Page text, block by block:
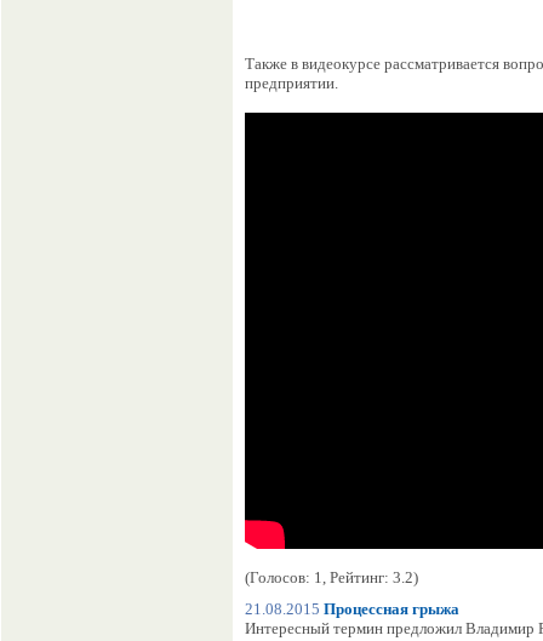
Также в видеокурсе рассматривается
предприятии.
(Голосов: 1, Рейтинг: 3.2)
21.08.2015 Процессная грыжа
Интересный термин предложил Владимир